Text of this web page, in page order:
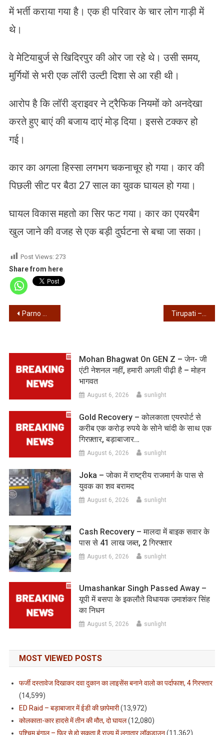
में भर्ती कराया गया है। एक ही परिवार के चार लोग गाड़ी में
थे।
वे मेटियाबुर्ज से खिदिरपुर की ओर जा रहे थे। उसी समय,
मुर्गियों से भरी एक लॉरी उल्टी दिशा से आ रही थी।
आरोप है कि लॉरी ड्राइवर ने ट्रैफिक नियमों को अनदेखा
करते हुए बाएं की बजाय दाएं मोड़ दिया। इससे टक्कर हो
गई।
कार का अगला हिस्सा लगभग चकनाचूर हो गया। कार की
पिछली सीट पर बैठा 27 साल का युवक घायल हो गया।
घायल विकास महतो का सिर फट गया। कार का एयरबैग
खुल जाने की वजह से एक बड़ी दुर्घटना से बचा जा सका।
Post Views: 273
Share from here
Post
Parno Mittra Join TMC – तृणमूल में शामिल हुईं पर्णो मित्रा, भाजपा की टिकट से लड़ा था चुनाव Tirupati – तिरुमला मन्दिर मे 30 घंटे की लाइन, दर्शन टिकट काउंटर 3 दिन के लिए बंद
Mohan Bhagwat On GEN Z – जेन- जी
एंटी नेशनल नहीं, हमारी अगली पीढ़ी है – मोहन
भागवत
August 6, 2026 sunlight
Gold Recovery – कोलकाता एयरपोर्ट से
करीब एक करोड़ रुपये के सोने चांदी के साथ एक
गिरफ़्तार, बड़ाबाजार…
August 6, 2026 sunlight
Joka – जोका में राष्ट्रीय राजमार्ग के पास से
युवक का शव बरामद
August 6, 2026 sunlight
Cash Recovery – मालदा में बाइक सवार के
पास से 41 लाख जब्त, 2 गिरफ्तार
August 6, 2026 sunlight
Umashankar Singh Passed Away –
यूपी में बसपा के इकलौते विधायक उमाशंकर सिंह
का निधन
August 5, 2026 sunlight
MOST VIEWED POSTS
फर्जी दस्तावेज दिखाकर दवा दुकान का लाइसेंस बनाने वालो का पर्दाफाश, 4 गिरफ्तार
(14,599)
ED Raid – बड़ाबाजार में ईडी की छापेमारी(13,972)
कोलकाता-कार हादसे में तीन की मौत, दो घायल(12,080)
पश्चिम बंगाल – फिर से हो सकता है राज्य में लगातार लॉकडाउन(11,362)